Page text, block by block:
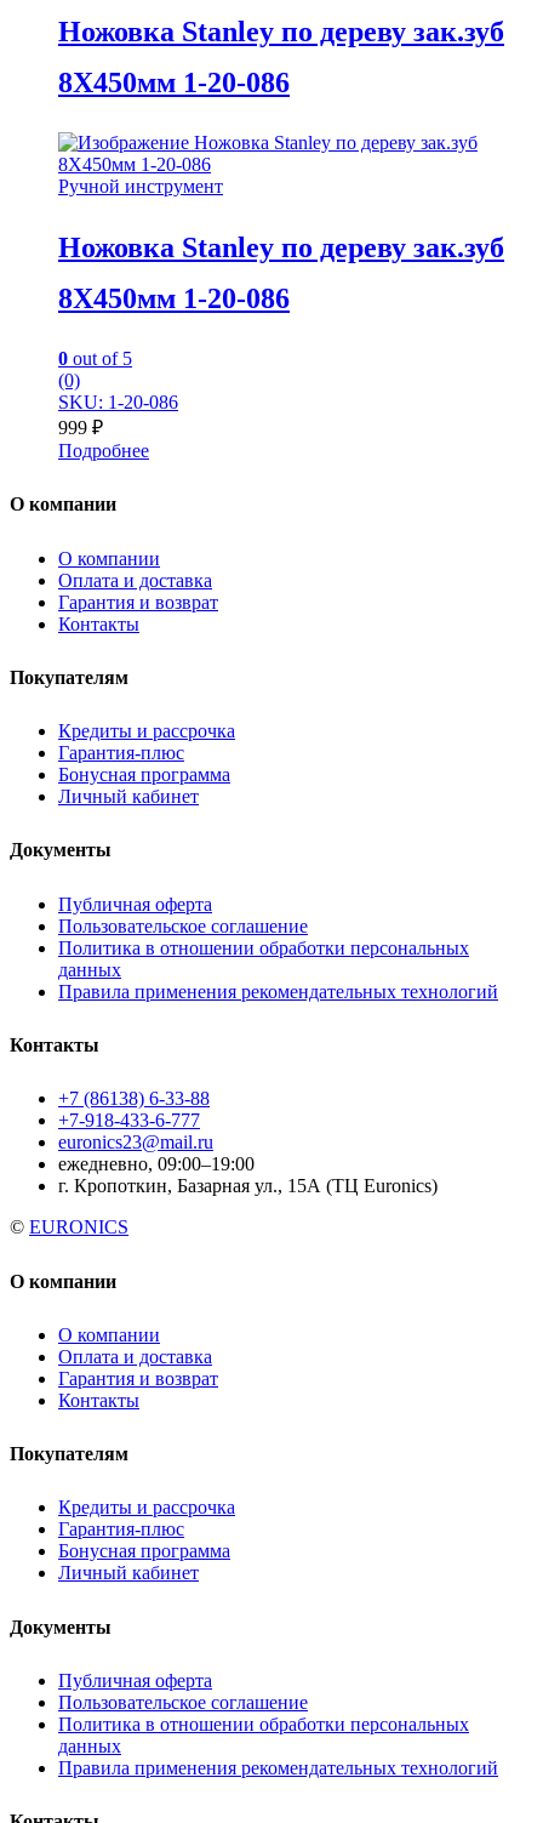
Ножовка Stanley по дереву зак.зуб
8Х450мм 1-20-086
Ручной инструмент
Ножовка Stanley по дереву зак.зуб
8Х450мм 1-20-086
0 out of 5
(0)
SKU: 1-20-086
999 ₽
Подробнее
О компании
О компании
Оплата и доставка
Гарантия и возврат
Контакты
Покупателям
Кредиты и рассрочка
Гарантия-плюс
Бонусная программа
Личный кабинет
Документы
Публичная оферта
Пользовательское соглашение
Политика в отношении обработки персональных
данных
Правила применения рекомендательных технологий
Контакты
+7 (86138) 6-33-88
+7-918-433-6-777
euronics23@mail.ru
ежедневно, 09:00–19:00
г. Кропоткин, Базарная ул., 15А (ТЦ Euronics)
© EURONICS
О компании
О компании
Оплата и доставка
Гарантия и возврат
Контакты
Покупателям
Кредиты и рассрочка
Гарантия-плюс
Бонусная программа
Личный кабинет
Документы
Публичная оферта
Пользовательское соглашение
Политика в отношении обработки персональных
данных
Правила применения рекомендательных технологий